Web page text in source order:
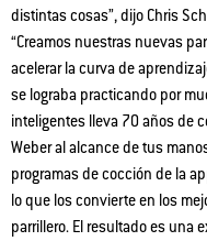
distintas cosas”, dijo Chris
“Creamos nuestras nuevas
acelerar la curva de
se lograba practicando por
inteligentes lleva 70 años de
Weber al alcance de tus
programas de cocción de la
lo que los convierte en los
parrillero. El resultado es una